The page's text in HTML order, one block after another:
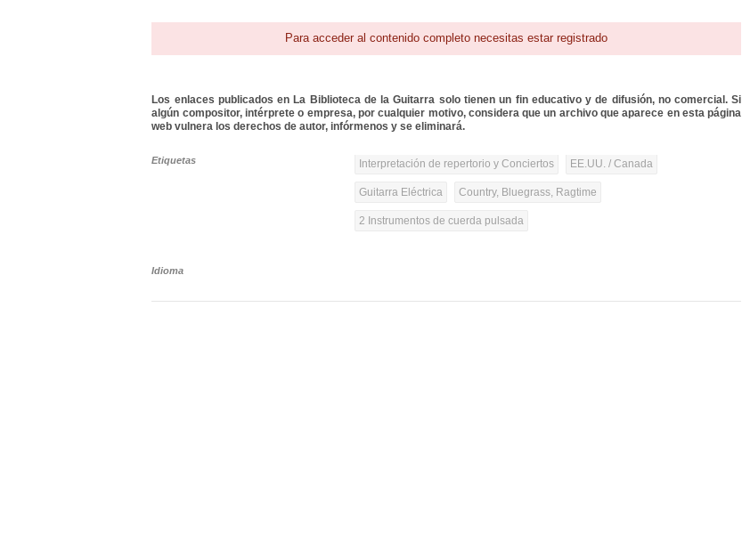
Para acceder al contenido completo necesitas estar registrado
Los enlaces publicados en La Biblioteca de la Guitarra solo tienen un fin educativo y de difusión, no comercial. Si
algún compositor, intérprete o empresa, por cualquier motivo, considera que un archivo que aparece en esta página
web vulnera los derechos de autor, infórmenos y se eliminará.
Etiquetas Interpretación de repertorio y Conciertos EE.UU. / Canada
Guitarra Eléctrica Country, Bluegrass, Ragtime
2 Instrumentos de cuerda pulsada
Idioma